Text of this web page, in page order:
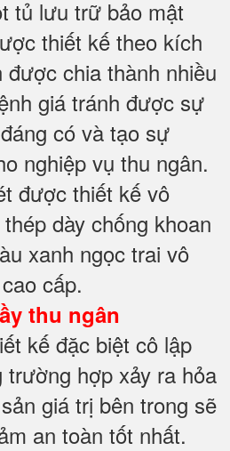
tủ lưu trữ bảo mật
thiết kế theo kích
chia thành nhiều
giá tránh được sự
có và tạo sự
nghiệp vụ thu ngân.
được thiết kế vô
dày chống khoan
xanh ngọc trai vô
cấp.
thu ngân
kế đặc biệt cô lập
trường hợp xảy ra hỏa
giá trị bên trong sẽ
an toàn tốt nhất.